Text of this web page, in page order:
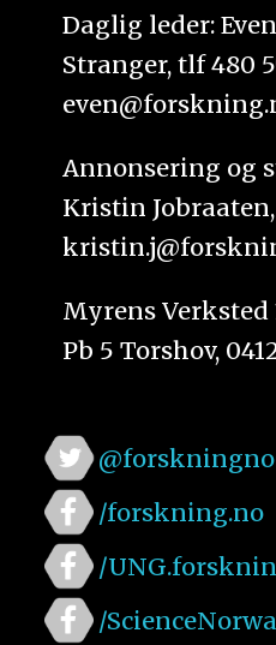
Daglig leder:
Stranger, tlf 480
Annonsering og
Kristin
Myrens Verksted
Pb 5 Torshov,
@forskningno
/forskning.no
/
/